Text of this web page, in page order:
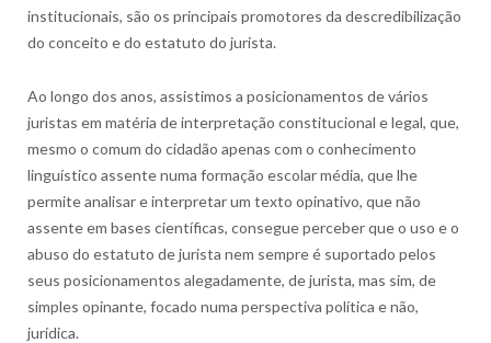
institucionais, são os principais promotores da descredibilização
do conceito e do estatuto do jurista.
Ao longo dos anos, assistimos a posicionamentos de vários
juristas em matéria de interpretação constitucional e legal, que,
mesmo o comum do cidadão apenas com o conhecimento
linguístico assente numa formação escolar média, que lhe
permite analisar e interpretar um texto opinativo, que não
assente em bases científicas, consegue perceber que o uso e o
abuso do estatuto de jurista nem sempre é suportado pelos
seus posicionamentos alegadamente, de jurista, mas sim, de
simples opinante, focado numa perspectiva política e não,
jurídica.